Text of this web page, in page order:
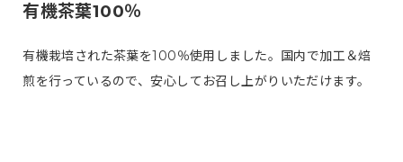
有機茶葉100％
有機栽培された茶葉を100％使用しました。国内で加工＆焙
煎を行っているので、安心してお召し上がりいただけます。